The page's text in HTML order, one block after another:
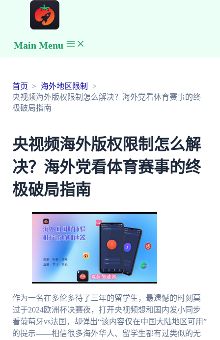
Main Menu
首页
海外地区限制
央视频海外版权限制怎么解决？海外党看体育赛事的终
极破局指南
央视频海外版权限制怎么解
决？海外党看体育赛事的终
极破局指南
作为一名在多伦多待了三年的留学生，最遗憾的时刻莫
过于2024欧洲杯决赛夜，打开央视频想和国内发小同步
看葡萄牙vs法国，却弹出“该内容仅在中国大陆地区可用”
的提示——相信很多海外华人、留学生都有过类似的无